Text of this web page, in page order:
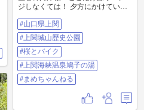
ジしなくては！ 夕方にかけていく
二日でツーリングに行ってみた。
きたしていた景色が広がって感無
量… その後はお湯が紅い塩成分の
珍しい温泉に入る！しょっぱい！
あったかい！最高！人生初ゲスト
ハウスで出会いと海鮮の料理が凄
すぎる！満足の1日目
https://youtu.be/YqS2jRcc52o #山口県
上関 #上関城山歴史公園 #桜とバイ
ク #上関海峡温泉鳩子の湯 #まめち
#山口県上関
#上関城山歴史公園
#桜とバイク
#上関海峡温泉鳩子の湯
#まめちゃんねる